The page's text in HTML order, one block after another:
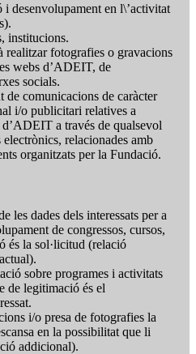
desenvolupament en l\’activitat
institucions.
realitzar fotografies o gravacions
webs d’ADEIT, de
socials.
de comunicacions de caràcter
i/o publicitari relatives a
a través de qualsevol
relacionades amb
organitzats per la Fundació.
les dades dels interessats per a
de congressos, cursos,
és la sol·licitud (relació
sobre programes i activitats
de legitimació és el
i/o presa de fotografies la
en la possibilitat que li
addicional).